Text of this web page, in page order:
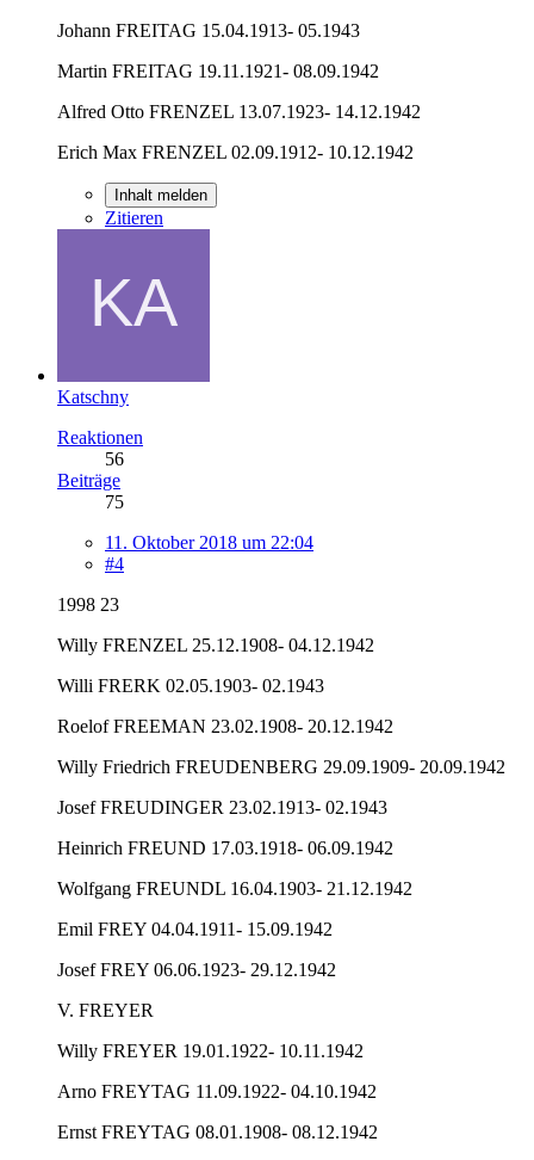
Johann FREITAG 15.04.1913- 05.1943
Martin FREITAG 19.11.1921- 08.09.1942
Alfred Otto FRENZEL 13.07.1923- 14.12.1942
Erich Max FRENZEL 02.09.1912- 10.12.1942
Inhalt melden
Zitieren
Katschny
Reaktionen
56
Beiträge
75
11. Oktober 2018 um 22:04
#4
1998 23
Willy FRENZEL 25.12.1908- 04.12.1942
Willi FRERK 02.05.1903- 02.1943
Roelof FREEMAN 23.02.1908- 20.12.1942
Willy Friedrich FREUDENBERG 29.09.1909- 20.09.1942
Josef FREUDINGER 23.02.1913- 02.1943
Heinrich FREUND 17.03.1918- 06.09.1942
Wolfgang FREUNDL 16.04.1903- 21.12.1942
Emil FREY 04.04.1911- 15.09.1942
Josef FREY 06.06.1923- 29.12.1942
V. FREYER
Willy FREYER 19.01.1922- 10.11.1942
Arno FREYTAG 11.09.1922- 04.10.1942
Ernst FREYTAG 08.01.1908- 08.12.1942